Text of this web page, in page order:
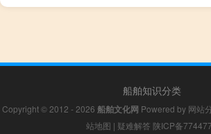
船舶知识分类
Copyright © 2012 - 2026 船舶文化网 Powered by 网站
站地图 | 疑难解答 陕ICP备